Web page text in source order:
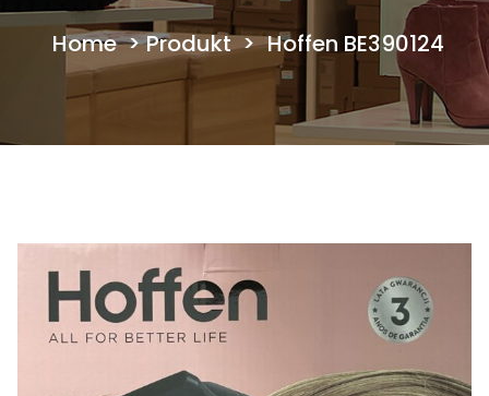
Home>Produkt> Hoffen BE390124